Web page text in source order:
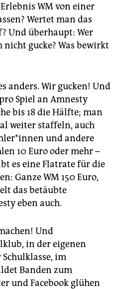
WM von einer
Wertet man das
Und überhaupt: Wer
gucke? Was bewirkt
anders. Wir gucken! Und
Spiel an Amnesty
bis 18 die Hälfte; man
weiter staffeln, auch
und andere
10 Euro oder mehr –
es eine Flatrate für die
Ganze WM 150 Euro,
das betäubte
eben auch.
Und
in der eigenen
im
Banden zum
und Facebook glühen